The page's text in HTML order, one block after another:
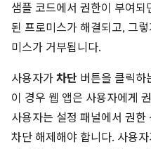
샘플 코드에서 권한이 부여되
된 프로미스가 해결되고, 그
미스가 거부됩니다.
사용자가 차단 버튼을 클릭하
이 경우 웹 앱은 사용자에게
사용자는 설정 패널에서 권
차단 해제해야 합니다. 사용